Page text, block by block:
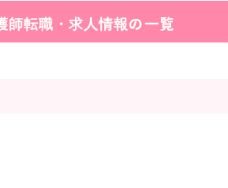
師転職・求人情報の一覧